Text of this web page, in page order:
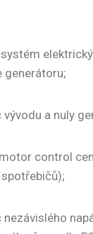
generátoru;
a nuly
control